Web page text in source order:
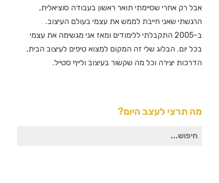
אבל רק אחרי שסיימתי תואר ראשון בעבודה סוציאלית,
הרגשתי שאני חייבת לממש את עצמי בעולם העיצוב.
ב-2005 התקבלתי ללימודים ומאז אני מגשימה את עצמי
בכל יום. הבלוג שלי זה המקום למצוא טיפים לעיצוב הבית,
הדרכות יצירה וכל מה שקשור בעיצוב ולייף סטייל.
מה תרצי לעצב היום?
חיפוש